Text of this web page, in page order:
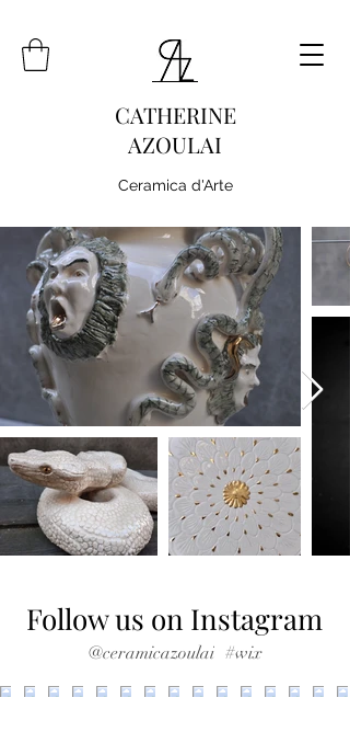
CATHERINE
AZOULAI
Ceramica d'Arte
Follow us on Instagram
#wix
@ceramicazoulai